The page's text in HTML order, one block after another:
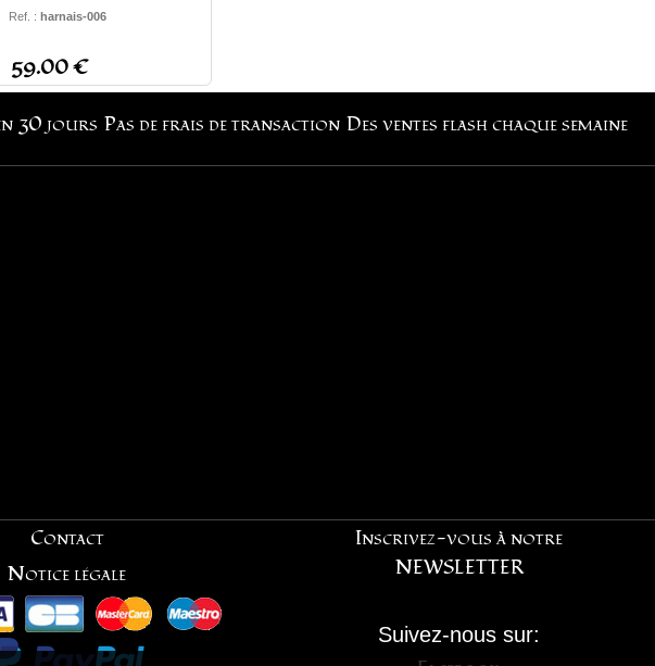
Ref. : harnais-006
59.00 €
30 jours Pas de frais de transaction Des ventes flash chaque semaine
Contact
Notice légale
Inscrivez-vous à notre
NEWSLETTER
Suivez-nous sur: